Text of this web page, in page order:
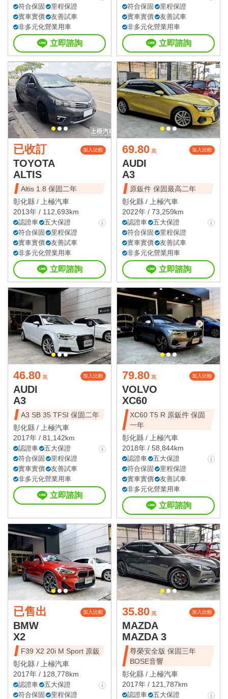
符合保固
里程保證
實車實價
友善試車
非多元化營業用車
立即諮詢
符合保固
里程保證
實車實價
友善試車
非多元化營業用車
立即諮詢
已收訂 加入比較
TOYOTA
ALTIS
Altis 1.8 保固二年
彰化縣 /
上極汽車
2013年 / 112,693km
認證車
五大保證
符合保固
里程保證
實車實價
友善試車
非多元化營業用車
立即諮詢
69.80 萬 加入比較
AUDI
A3
原鈑件 保固最高二年
彰化縣 /
上極汽車
2022年 / 73,259km
認證車
五大保證
符合保固
里程保證
實車實價
友善試車
非多元化營業用車
立即諮詢
46.80 萬 加入比較
AUDI
A3
A3 SB 35 TFSI 保固二年
彰化縣 /
上極汽車
2017年 / 81,142km
認證車
五大保證
符合保固
里程保證
實車實價
友善試車
非多元化營業用車
立即諮詢
79.80 萬 加入比較
VOLVO
XC60
XC60 T5 R 原鈑件 保固
一年
彰化縣 /
上極汽車
2018年 / 58,844km
認證車
五大保證
符合保固
里程保證
實車實價
友善試車
非多元化營業用車
立即諮詢
已售出 加入比較
BMW
X2
F39 X2 20i M Sport 原鈑
彰化縣 /
上極汽車
2017年 / 128,778km
認證車
五大保證
符合保固
里程保證
35.80 萬 加入比較
MAZDA
MAZDA 3
尊榮安全版 保固三年
BOSE音響
彰化縣 /
上極汽車
2017年 / 121,787km
認證車
五大保證